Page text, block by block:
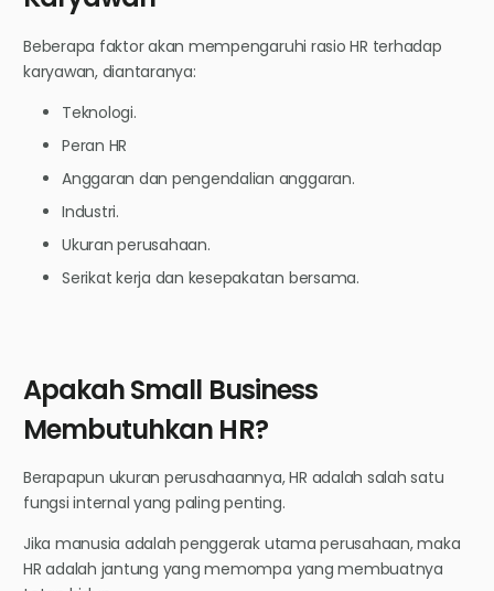
Beberapa faktor akan mempengaruhi rasio HR terhadap
karyawan, diantaranya:
Teknologi.
Peran HR
Anggaran dan pengendalian anggaran.
Industri.
Ukuran perusahaan.
Serikat kerja dan kesepakatan bersama.
Apakah Small Business
Membutuhkan HR?
Berapapun ukuran perusahaannya, HR adalah salah satu
fungsi internal yang paling penting.
Jika manusia adalah penggerak utama perusahaan, maka
HR adalah jantung yang memompa yang membuatnya